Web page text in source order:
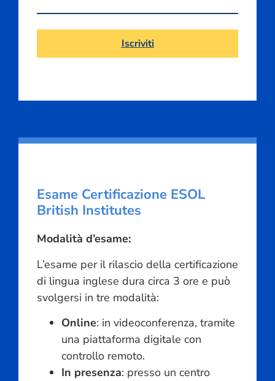
Iscriviti
Esame Certificazione ESOL
British Institutes
Modalità d’esame:
L’esame per il rilascio della certificazione
di lingua inglese dura circa 3 ore e può
svolgersi in tre modalità:
Online: in videoconferenza, tramite
una piattaforma digitale con
controllo remoto.
In presenza: presso un centro